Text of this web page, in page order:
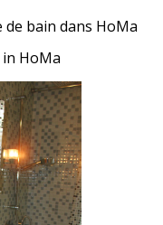
bain dans HoMa
HoMa